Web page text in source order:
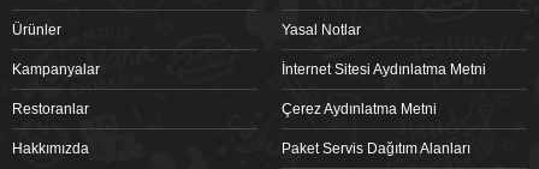
Ürünler
Kampanyalar
Restoranlar
Hakkımızda
Yasal Notlar
İnternet Sitesi Aydınlatma Metni
Çerez Aydınlatma Metni
Paket Servis Dağıtım Alanları